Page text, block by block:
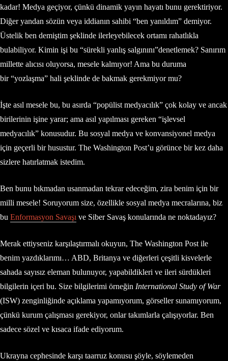
kadar! Medya geçiyor, çünkü dinamik yayın hayatı bunu gerektiriyor.
Diğer yandan sözün veya iddianın sahibi “ben yanıldım” demiyor.
Üstelik ben demiştim şeklinde ilerleyebilecek ortamı rahatlıkla
bulabiliyor. Kimin işi bu “sürekli yanlış salgınını”denetlemek? Sanırım
millette alıcısı oluyorsa, mesele kalmıyor! Ama bu duruma
bir “yozlaşma” hali şeklinde de bakmak gerekmiyor mu?
İşte asıl mesele bu, bu asırda “popülist medyacılık” çok kolay ve ancak
birilerinin işine yarar; ama asıl yapılması gereken “işlevsel
medyacılık” konusudur. Bu sosyal medya ve konvansiyonel medya
için geçerli bir husustur. The Washington Post’u görünce bir kez daha
sizlere hatırlatmak istedim.
Ben bunu bıkmadan usanmadan tekrar edeceğim, zira benim için bir
milli mesele! Soruyorum size, özellikle sosyal medya mecralarına, biz
bu Enformasyon Savaşı ve Siber Savaş konularında ne noktadayız?
Merak ettiyseniz karşılaştırmalı okuyun, The Washington Post ile
benim yazdıklarımı… ABD, Britanya ve diğerleri çeşitli kisvelerle
sahada sayısız eleman bulunuyor, yapabildikleri ve ileri sürdükleri
bilgilerin içeri bu. Size bilgilerimi örneğin International Study of War
(ISW) zenginliğinde açıklama yapamıyorum, görseller sunamıyorum,
çünkü kurum çalışması gerekiyor, onlar takımlarla çalışıyorlar. Ben
sadece sözel ve kısaca ifade ediyorum.
Ukrayna cephesinde karşı taarruz konusu şöyle, söylemeden